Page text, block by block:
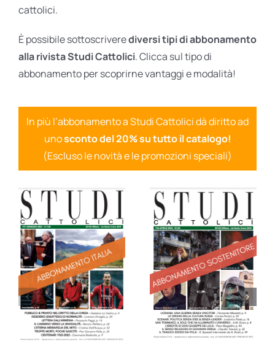
cattolici.
È possibile sottoscriverediversi tipi di abbonamento
alla rivista Studi Cattolici. Clicca sul tipo di
abbonamento per scoprirne vantaggi e modalità!
In più l’abbonamento a Studi Cattolici dà diritto ad
unosconto del 20% su tutto il catalogo!
(Escluso le novità e le promozioni speciali)